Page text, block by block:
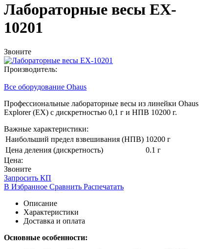
Лабораторные весы EX-
10201
Звоните
Производитель:
Все оборудование Ohaus
Профессиональные лабораторные весы из линейки Ohaus
Explorer (EX) с дискретностью 0,1 г и НПВ 10200 г.
Важные характеристики:
Наибольший предел взвешивания (НПВ) 10200 г
Цена деления (дискретность)
0.1 г
Цена:
Звоните
Запросить КП
В Избранное Сравнить Распечатать
Описание
Характеристики
Доставка и оплата
Основные особенности: